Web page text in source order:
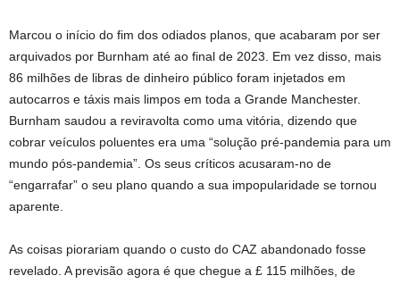
Marcou o início do fim dos odiados planos, que acabaram por ser
arquivados por Burnham até ao final de 2023. Em vez disso, mais
86 milhões de libras de dinheiro público foram injetados em
autocarros e táxis mais limpos em toda a Grande Manchester.
Burnham saudou a reviravolta como uma vitória, dizendo que
cobrar veículos poluentes era uma “solução pré-pandemia para um
mundo pós-pandemia”. Os seus críticos acusaram-no de
“engarrafar” o seu plano quando a sua impopularidade se tornou
aparente.
As coisas piorariam quando o custo do CAZ abandonado fosse
revelado. A previsão agora é que chegue a £ 115 milhões, de